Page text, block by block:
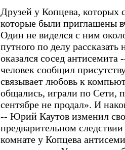
Друзей у Копцева, которых
которые были приглашены
Один не виделся с ним
путного по делу
оказался сосед
человек сообщил
связывает любовь к
общались, играли по Сети,
сентябре не продал». И
-- Юрий Каутов изменил
предварительном
комнате у Копцева